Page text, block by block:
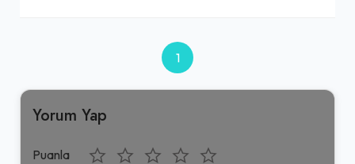
1
Yorum Yap
Puanla